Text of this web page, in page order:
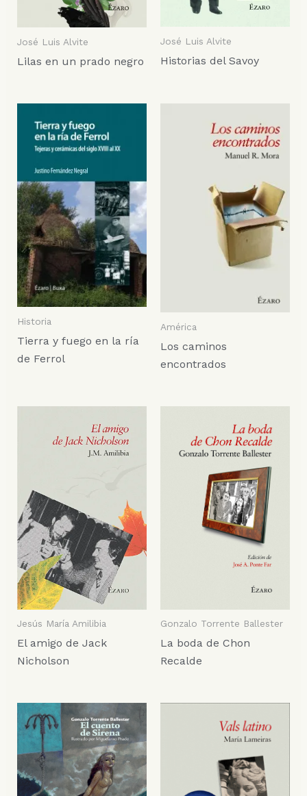
José Luis Alvite
Lilas en un prado negro
José Luis Alvite
Historias del Savoy
Historia
Tierra y fuego en la ría
de Ferrol
América
Los caminos
encontrados
Jesús María Amilibia
El amigo de Jack
Nicholson
Gonzalo Torrente Ballester
La boda de Chon
Recalde